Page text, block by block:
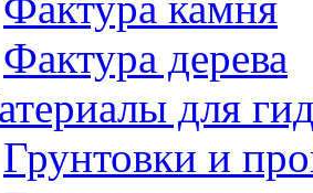
Фактура дерева
для
Грунтовки и